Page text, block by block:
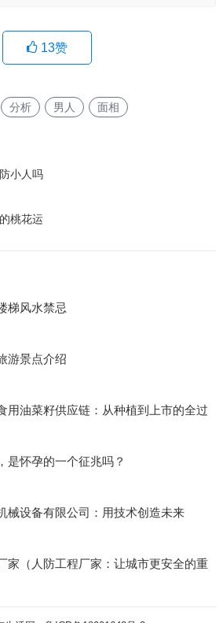
13赞
分析 男人 面相
小人吗
桃花运
梯风水禁忌
游景点介绍
用油菜籽供应链：从种植到上市的全过
是怀孕的一个征兆吗？
械设备有限公司：用技术创造未来
家（人防工程厂家：让城市更安全的重